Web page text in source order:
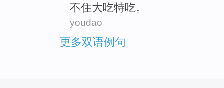
不住大吃特吃。
youdao
更多双语例句